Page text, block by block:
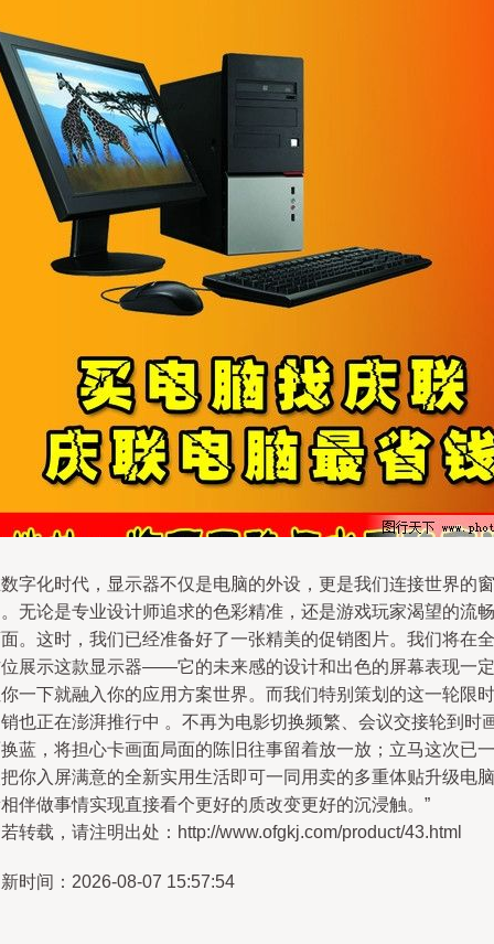
字化时代，显示器不仅是电脑的外设，更是我们连接世界的窗
无论是专业设计师追求的色彩精准，还是游戏玩家渴望的流畅
。这时，我们已经准备好了一张精美的促销图片。我们将在全
展示这款显示器——它的未来感的设计和出色的屏幕表现一定
一下就融入你的应用方案世界。而我们特别策划的这一轮限时
也正在澎湃推行中 。不再为电影切换频繁、会议交接轮到时
蓝，将担心卡画面局面的陈旧往事留着放一放；立马这次已一
你入屏满意的全新实用生活即可一同用卖的多重体贴升级电脑
伴做事情实现直接看个更好的质改变更好的沉浸触。”
转载，请注明出处：http://www.ofgkj.com/product/43.html
时间：2026-08-07 15:57:54